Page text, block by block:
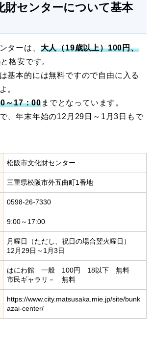
財センターについて基本
ターは、 大人（19歳以上）100円、
と格安です。
基本的には無料ですので自由に入る
。
～17：00までとなっています。
、年末年始の12月29日～1月3日もで
松阪市文化財センター
三重県松阪市外五曲町1番地
0598-26-7330
9:00～17:00
月曜日（ただし、祝日の場合翌火曜日）
12月29日～1月3日
はにわ館 一般 100円 18以下 無料
市民ギャラリ－ 無料
https://www.city.matsusaka.mie.jp/site/bunk
azai-center/